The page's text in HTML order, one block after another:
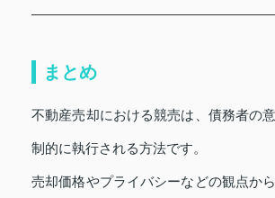
まとめ
不動産売却における競売は、債務者の
制的に執行される方法です。
売却価格やプライバシーなどの観点か